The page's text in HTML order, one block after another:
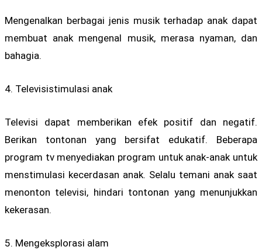
Mengenalkan berbagai jenis musik terhadap anak dapat
membuat anak mengenal musik, merasa nyaman, dan
bahagia.
4. Televisistimulasi anak
Televisi dapat memberikan efek positif dan negatif.
Berikan tontonan yang bersifat edukatif. Beberapa
program tv menyediakan program untuk anak-anak untuk
menstimulasi kecerdasan anak. Selalu temani anak saat
menonton televisi, hindari tontonan yang menunjukkan
kekerasan.
5. Mengeksplorasi alam